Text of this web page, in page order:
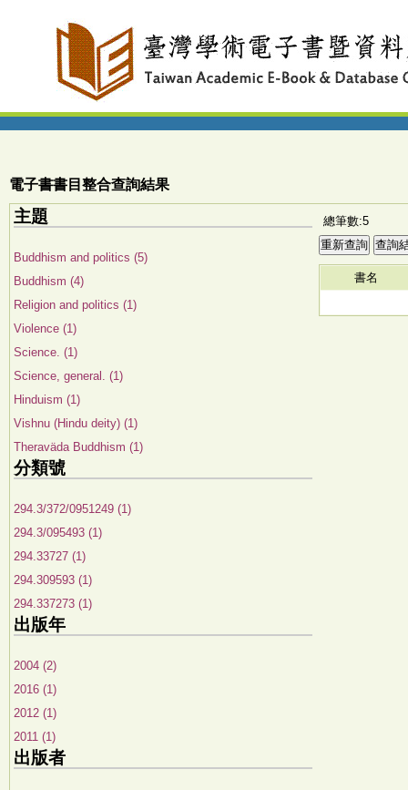
電子書書目整合查詢結果
主題
Buddhism and politics (5)
Buddhism (4)
Religion and politics (1)
Violence (1)
Science. (1)
Science, general. (1)
Hinduism (1)
Vishnu (Hindu deity) (1)
Theraväda Buddhism (1)
分類號
294.3/372/0951249 (1)
294.3/095493 (1)
294.33727 (1)
294.309593 (1)
294.337273 (1)
出版年
2004 (2)
2016 (1)
2012 (1)
2011 (1)
出版者
總筆數:5
書名